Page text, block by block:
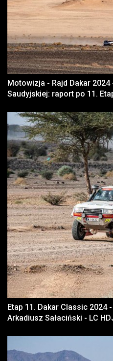
Motowizja - Rajd Dakar 2024
Saudyjskiej: raport po 11.
Etap 11. Dakar Classic 2024
Arkadiusz Sałaciński - LC